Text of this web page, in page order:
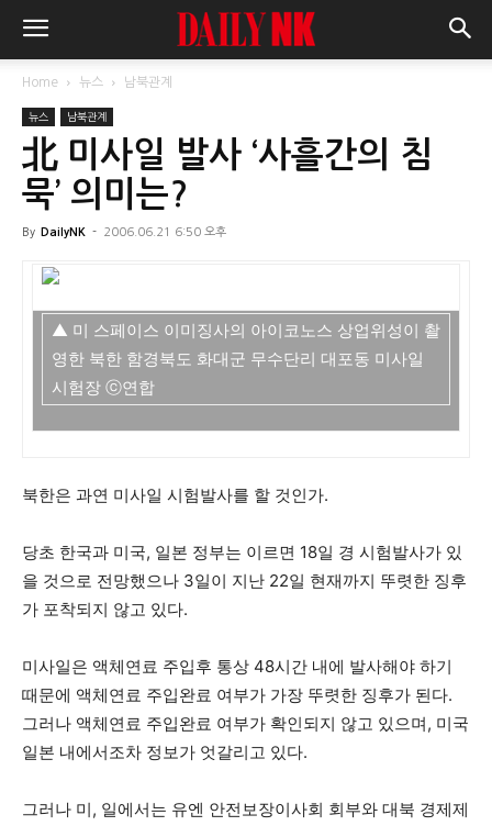
Home 뉴스 남북관계
뉴스 남북관계
北 미사일 발사 ‘사흘간의 침
묵’ 의미는?
By DailyNK - 2006.06.21 6:50 오후
▲ 미 스페이스 이미징사의 아이코노스 상업위성이 촬
영한 북한 함경북도 화대군 무수단리 대포동 미사일
시험장 ⓒ연합
북한은 과연 미사일 시험발사를 할 것인가.
당초 한국과 미국, 일본 정부는 이르면 18일 경 시험발사가 있
을 것으로 전망했으나 3일이 지난 22일 현재까지 뚜렷한 징후
가 포착되지 않고 있다.
미사일은 액체연료 주입후 통상 48시간 내에 발사해야 하기
때문에 액체연료 주입완료 여부가 가장 뚜렷한 징후가 된다.
그러나 액체연료 주입완료 여부가 확인되지 않고 있으며, 미국
일본 내에서조차 정보가 엇갈리고 있다.
그러나 미, 일에서는 유엔 안전보장이사회 회부와 대북 경제제